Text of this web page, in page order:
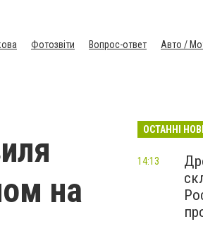
Фотозвіти Вопрос-ответ
Авто /
на
ОСТАННІ
14:13